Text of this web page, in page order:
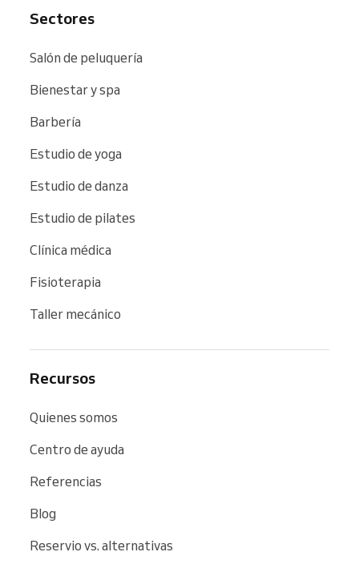
Sectores
Salón de peluquería
Bienestar y spa
Barbería
Estudio de yoga
Estudio de danza
Estudio de pilates
Clínica médica
Fisioterapia
Taller mecánico
Recursos
Quienes somos
Centro de ayuda
Referencias
Blog
Reservio vs. alternativas